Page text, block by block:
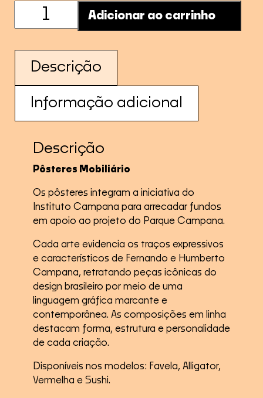
Pôsteres
Mobiliários
Adicionar ao carrinho
Descrição
Informação adicional
Descrição
Pôsteres Mobiliário
Os pôsteres integram a iniciativa do
Instituto Campana para arrecadar fundos
em apoio ao projeto do Parque Campana.
Cada arte evidencia os traços expressivos
e característicos de Fernando e Humberto
Campana, retratando peças icônicas do
design brasileiro por meio de uma
linguagem gráfica marcante e
contemporânea. As composições em linha
destacam forma, estrutura e personalidade
de cada criação.
Disponíveis nos modelos: Favela, Alligator,
Vermelha e Sushi.